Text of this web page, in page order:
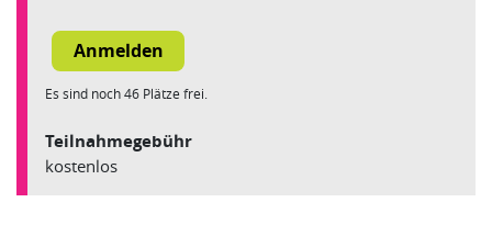
Es sind noch 46 Plätze frei.
Teilnahmegebühr
kostenlos